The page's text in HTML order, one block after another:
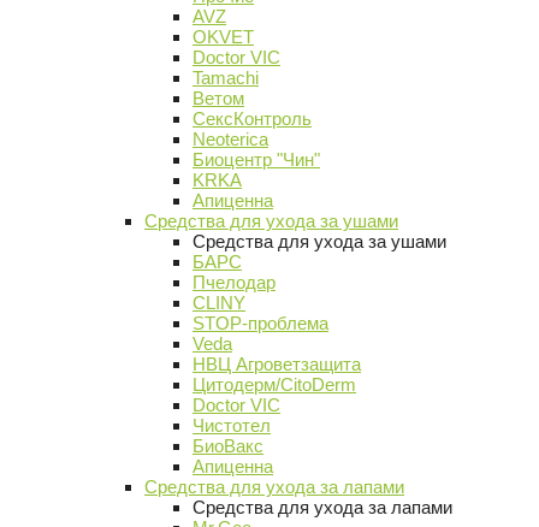
AVZ
OKVET
Doctor VIC
Tamachi
Ветом
СексКонтроль
Neoterica
Биоцентр "Чин"
KRKA
Апиценна
Средства для ухода за ушами
Средства для ухода за ушами
БАРС
Пчелодар
CLINY
STOP-проблема
Veda
НВЦ Агроветзащита
Цитодерм/CitoDerm
Doctor VIC
Чистотел
БиоВакс
Апиценна
Средства для ухода за лапами
Средства для ухода за лапами